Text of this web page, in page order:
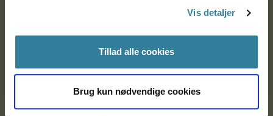
Vis detaljer
Tillad alle cookies
Brug kun nødvendige cookies
Postadresse:
9000 Aalborg